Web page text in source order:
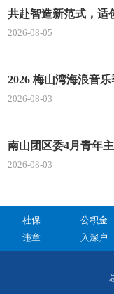
2026-08-05
2026-08-03
南山团区委4月青年
2026-08-03
社保 公积金
违章
入深户